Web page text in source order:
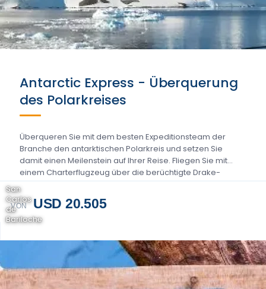
Antarctic Express - Überquerung
des Polarkreises
Überqueren Sie mit dem besten Expeditionsteam der
Branche den antarktischen Polarkreis und setzen Sie
damit einen Meilenstein auf Ihrer Reise. Fliegen Sie mit
einem Charterflugzeug über die berüchtigte Drake-
Passage und landen Sie in...
VON USD 20.505
San
Carlos
de
Bariloche